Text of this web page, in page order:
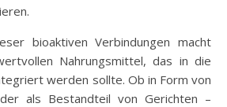
bioaktiven Verbindungen macht
Nahrungsmittel, das in die
werden sollte. Ob in Form von
als Bestandteil von Gerichten –